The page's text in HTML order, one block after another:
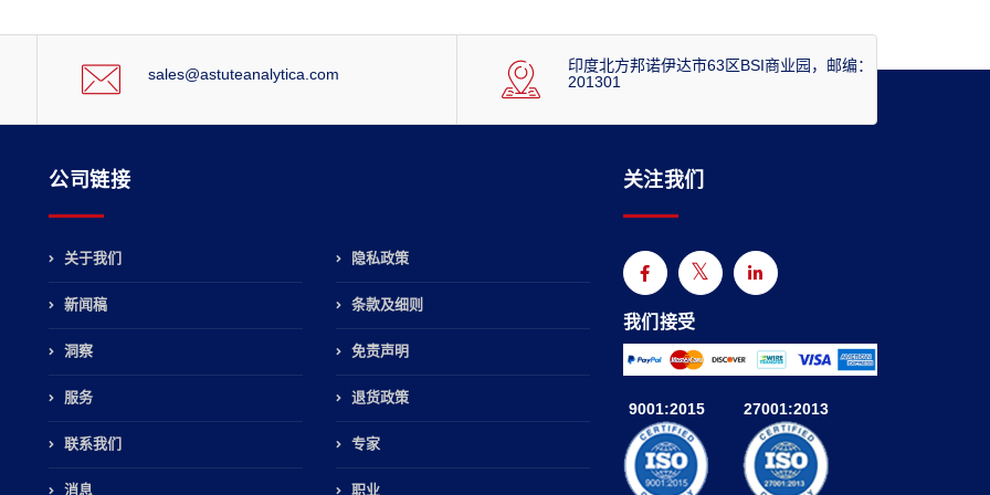
sales@astuteanalytica.com
印度北方邦诺伊达市63区BSI商业园，邮编：
201301
公司链接
关于我们
新闻稿
洞察
服务
联系我们
消息
隐私政策
条款及细则
免责声明
退货政策
专家
职业
关注我们
我们接受
9001:2015 27001:2013